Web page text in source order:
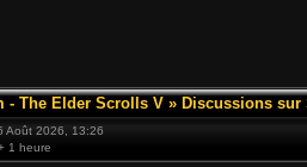
- The Elder Scrolls V » Discussions sur
Août 2026, 13:26
1 heure